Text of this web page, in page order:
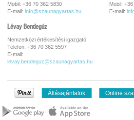
Mobil: +36 70 362 5830
E-mail: info@szaunagyartas.hu
Mobil:
E-mail:
Lévay Bendegúz
Nemzetközi értékesítési igazgató
Telefon: +36 70 362 5597
E-mail:
levay.bendeguz@szaunagyartas.hu
Állásajánlatok Online